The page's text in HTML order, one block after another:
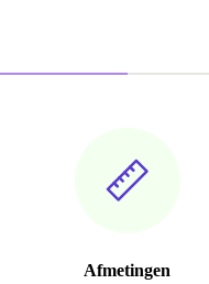
Afmetingen